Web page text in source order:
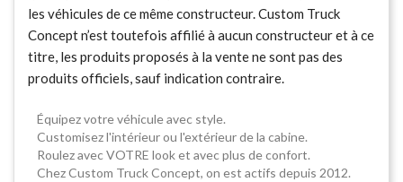
les véhicules de ce même constructeur. Custom Truck
Concept n’est toutefois affilié à aucun constructeur et à ce
titre, les produits proposés à la vente ne sont pas des
produits officiels, sauf indication contraire.
Équipez votre véhicule avec style.
Customisez l'intérieur ou l'extérieur de la cabine.
Roulez avec VOTRE look et avec plus de confort.
Chez Custom Truck Concept, on est actifs depuis 2012.